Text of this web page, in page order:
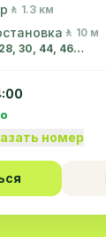
🚶 1.3 км
🚶 10 м
30, 44, 46…
номер